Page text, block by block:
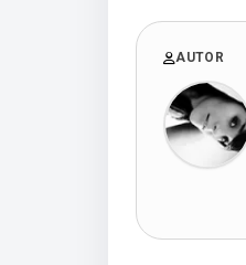
AUTOR